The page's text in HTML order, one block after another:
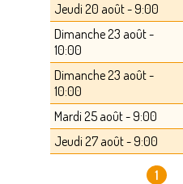
Jeudi 20 août - 9:00
Dimanche 23 août -
10:00
Dimanche 23 août -
10:00
Mardi 25 août - 9:00
Jeudi 27 août - 9:00
1